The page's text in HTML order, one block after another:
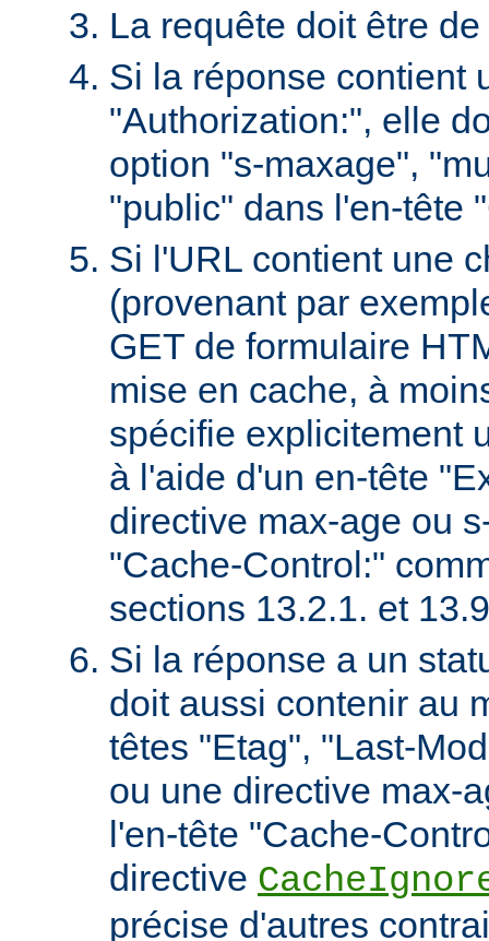
La requête doit être
Si la réponse contient
"Authorization:", elle
option "s-maxage",
"public" dans l'en-tête
Si l'URL contient une
(provenant par
GET de formulaire
mise en cache, à
spécifie explicitement
à l'aide d'un en-tête
directive max-age ou
"Cache-Control:"
sections 13.2.1. et
Si la réponse a un
doit aussi contenir au
têtes "Etag", "Last-
ou une directive max-
l'en-tête "Cache-
directive
précise d'autres